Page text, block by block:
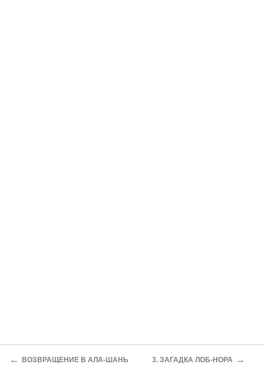
← ВОЗВРАЩЕНИЕ В АЛА-ШАНЬ 3. ЗАГАДКА ЛОБ-НОРА →